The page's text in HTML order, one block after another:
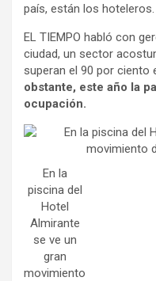
país, están los hoteleros.
EL TIEMPO habló con
ciudad, un sector
superan el 90 por ciento
obstante, este año la
ocupación.
En la
piscina del
Hotel
Almirante
se ve un
gran
movimiento